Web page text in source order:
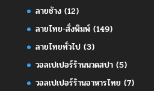
ลายช้าง(12)
ลายไทย-สั่งพิมพ์(149)
ลายไทยทั่วไป(3)
วอลเปเปอร์ร้านนวดสปา(5)
วอลเปเปอร์ร้านอาหารไทย (7)